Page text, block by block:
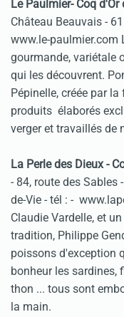
Le Paulmier- Coq
Château Beauvais -
www.le-paulmier.com
gourmande, variétale
qui les découvrent.
Pépinelle, créée par
produits élaborés
verger et travaillés de
La Perle des Dieux -
- 84, route des Sables
de-Vie - tél : -
Claudie Vardelle, et
tradition, Philippe
poissons d'exception
bonheur les sardines,
thon ... tous sont
la main.